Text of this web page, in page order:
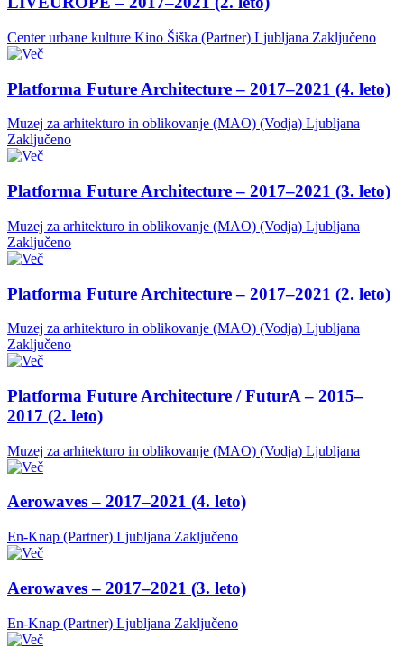
Center urbane kulture Kino Šiška (Partner) Ljubljana Zaključeno
Platforma Future Architecture – 2017–2021 (4. leto)
Muzej za arhitekturo in oblikovanje (MAO) (Vodja) Ljubljana
Zaključeno
Platforma Future Architecture – 2017–2021 (3. leto)
Muzej za arhitekturo in oblikovanje (MAO) (Vodja) Ljubljana
Zaključeno
Platforma Future Architecture – 2017–2021 (2. leto)
Muzej za arhitekturo in oblikovanje (MAO) (Vodja) Ljubljana
Zaključeno
Platforma Future Architecture / FuturA – 2015–
2017 (2. leto)
Muzej za arhitekturo in oblikovanje (MAO) (Vodja) Ljubljana
Aerowaves – 2017–2021 (4. leto)
En-Knap (Partner) Ljubljana Zaključeno
Aerowaves – 2017–2021 (3. leto)
En-Knap (Partner) Ljubljana Zaključeno